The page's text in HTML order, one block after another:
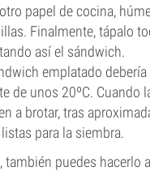
papel de cocina,
Finalmente, tápalo
así el sándwich.
emplatado
de unos 20ºC. Cuando
a brotar, tras
para la siembra.
también puedes hacerlo